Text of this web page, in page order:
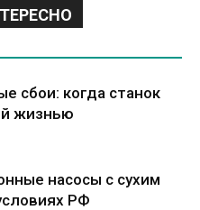
сбои: когда станок
жизнью
насосы с сухим
РФ